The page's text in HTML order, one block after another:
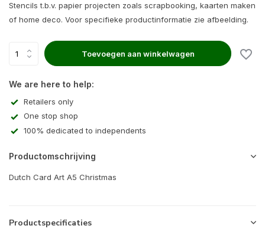
Stencils t.b.v. papier projecten zoals scrapbooking, kaarten maken
of home deco. Voor specifieke productinformatie zie afbeelding.
Toevoegen aan winkelwagen
We are here to help:
Retailers only
One stop shop
100% dedicated to independents
Productomschrijving
Dutch Card Art A5 Christmas
Productspecificaties